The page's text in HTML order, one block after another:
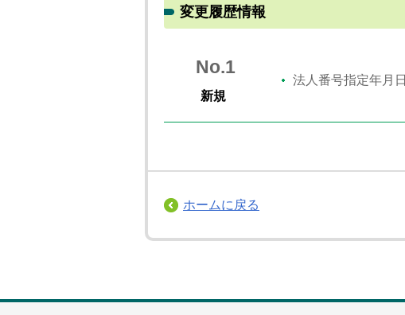
変更履歴情報
No.1
新規
法人番号指定年月日
ホームに戻る